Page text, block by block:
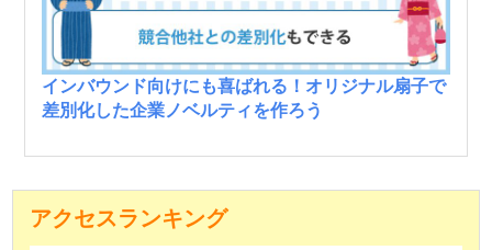
インバウンド向けにも喜ばれる！オリジナル扇子で
差別化した企業ノベルティを作ろう
アクセスランキング